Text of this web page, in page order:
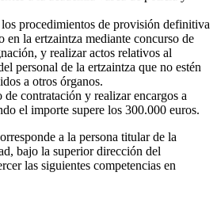
procedimientos de provisión definitiva
en la ertzaintza mediante concurso de
y realizar actos relativos al
personal de la ertzaintza que no estén
a otros órganos.
de contratación y realizar encargos a
el importe supere los 300.000 euros.
a la persona titular de la
bajo la superior dirección del
las siguientes competencias en